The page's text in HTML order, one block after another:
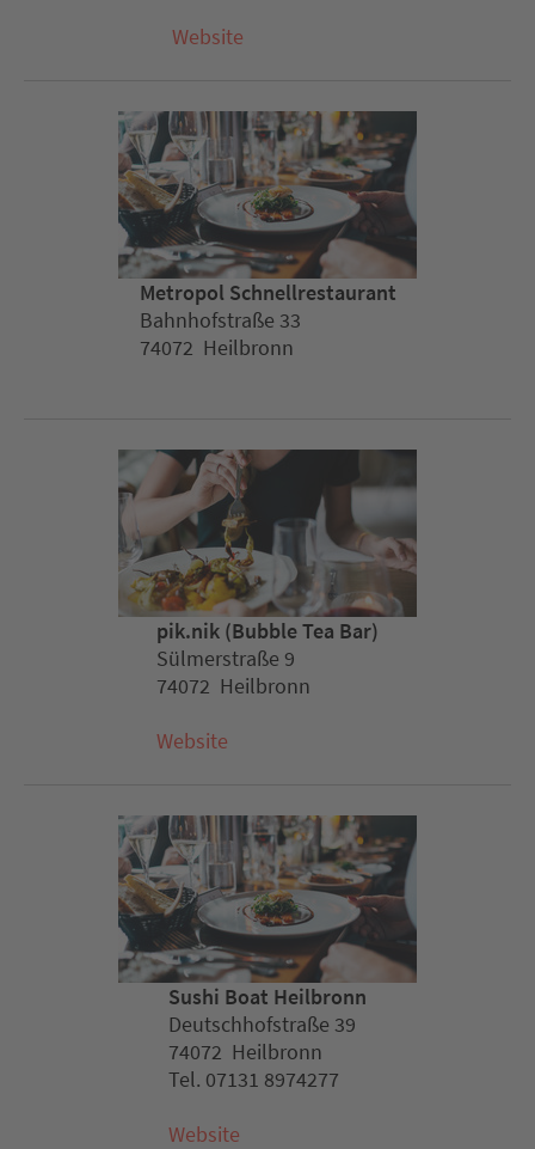
Website
Metropol Schnellrestaurant
Bahnhofstraße 33
74072 Heilbronn
pik.nik (Bubble Tea Bar)
Sülmerstraße 9
74072 Heilbronn
Website
Sushi Boat Heilbronn
Deutschhofstraße 39
74072 Heilbronn
Tel. 07131 8974277
Website